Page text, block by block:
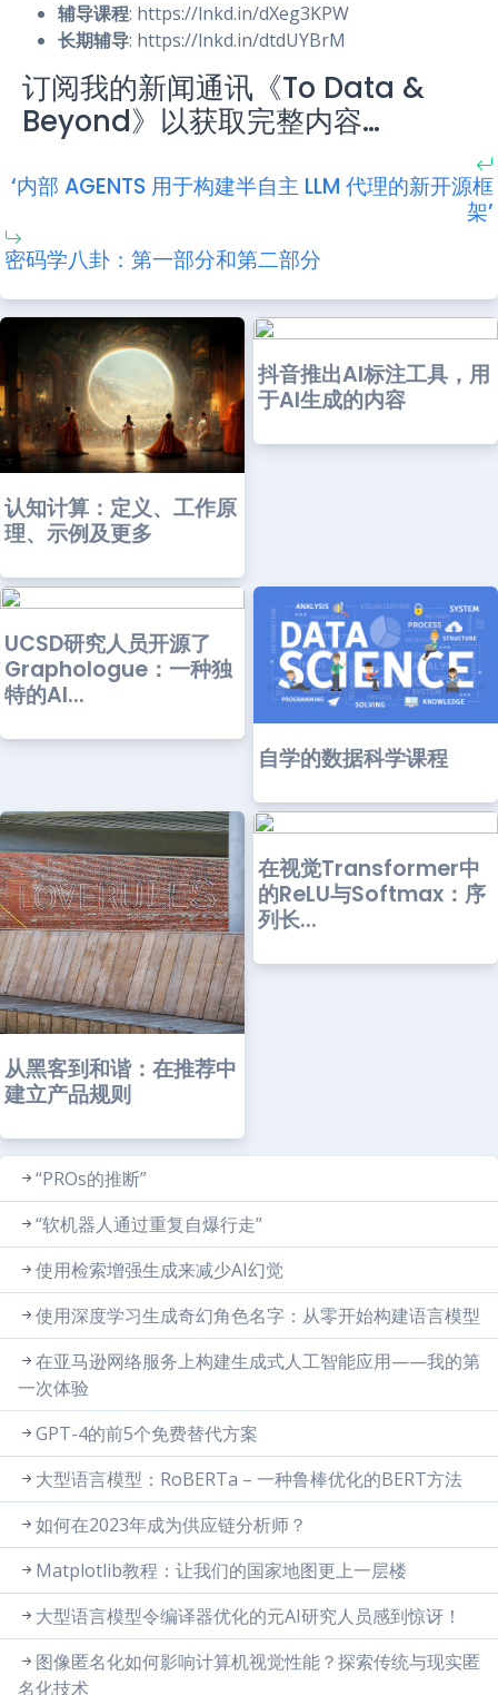
辅导课程: https://lnkd.in/dXeg3KPW
长期辅导: https://lnkd.in/dtdUYBrM
订阅我的新闻通讯《To Data &
Beyond》以获取完整内容…
‘内部 AGENTS 用于构建半自主 LLM 代理的新开源框
架’
密码学八卦：第一部分和第二部分
认知计算：定义、工作原
理、示例及更多
抖音推出AI标注工具，用
于AI生成的内容
UCSD研究人员开源了
Graphologue：一种独
特的AI...
自学的数据科学课程
从黑客到和谐：在推荐中
建立产品规则
在视觉Transformer中
的ReLU与Softmax：序
列长...
“PROs的推断”
“软机器人通过重复自爆行走”
使用检索增强生成来减少AI幻觉
使用深度学习生成奇幻角色名字：从零开始构建语言模型
在亚马逊网络服务上构建生成式人工智能应用——我的第
一次体验
GPT-4的前5个免费替代方案
大型语言模型：RoBERTa – 一种鲁棒优化的BERT方法
如何在2023年成为供应链分析师？
Matplotlib教程：让我们的国家地图更上一层楼
大型语言模型令编译器优化的元AI研究人员感到惊讶！
图像匿名化如何影响计算机视觉性能？探索传统与现实匿
名化技术